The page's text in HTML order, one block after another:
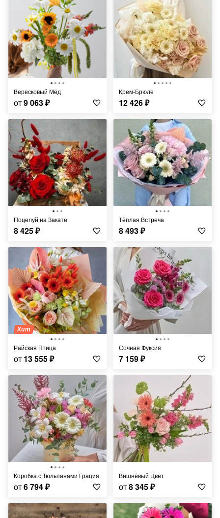
Вересковый Мёд
от9 063₽
Крем-Брюле
12 426₽
Поцелуй на Закате
8 425₽
Тёплая Встреча
8 493₽
Хит
Райская Птица
от 13 555₽
Сочная Фуксия
7 159₽
Коробка с Тюльпанами Грация
от6 794₽
Вишнёвый Цвет
от8 345₽